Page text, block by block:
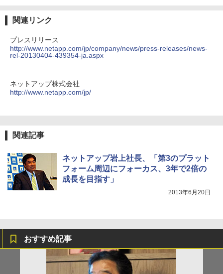
関連リンク
プレスリリース
http://www.netapp.com/jp/company/news/press-releases/news-
rel-20130404-439354-ja.aspx
ネットアップ株式会社
http://www.netapp.com/jp/
関連記事
ネットアップ岩上社長、「第3のプラット
フォーム周辺にフォーカス、3年で2倍の
成長を目指す」
2013年6月20日
おすすめ記事